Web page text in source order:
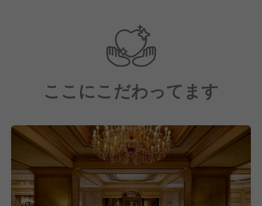
お客様に「感動と満足」をお届けするために、心から
のおもてなしを大切にしています。
ここにこだわってます